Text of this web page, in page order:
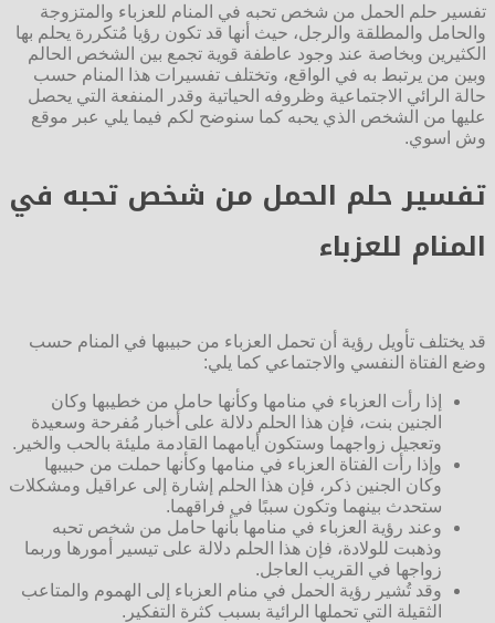
تفسير حلم الحمل من شخص تحبه في المنام للعزباء والمتزوجة
والحامل والمطلقة والرجل، حيث أنها قد تكون رؤيا مُتكررة يحلم بها
الكثيرين وبخاصة عند وجود عاطفة قوية تجمع بين الشخص الحالم
وبين من يرتبط به في الواقع، وتختلف تفسيرات هذا المنام حسب
حالة الرائي الاجتماعية وظروفه الحياتية وقدر المنفعة التي يحصل
عليها من الشخص الذي يحبه كما سنوضح لكم فيما يلي عبر موقع
وش اسوي.
تفسير حلم الحمل من شخص تحبه في
المنام للعزباء
قد يختلف تأويل رؤية أن تحمل العزباء من حبيبها في المنام حسب
وضع الفتاة النفسي والاجتماعي كما يلي:
إذا رأت العزباء في منامها وكأنها حامل من خطيبها وكان
الجنين بنت، فإن هذا الحلم دلالة على أخبار مُفرحة وسعيدة
وتعجيل زواجهما وستكون أيامهما القادمة مليئة بالحب والخير.
وإذا رأت الفتاة العزباء في منامها وكأنها حملت من حبيبها
وكان الجنين ذكر، فإن هذا الحلم إشارة إلى عراقيل ومشكلات
ستحدث بينهما وتكون سببًا في فراقهما.
وعند رؤية العزباء في منامها بأنها حامل من شخص تحبه
وذهبت للولادة، فإن هذا الحلم دلالة على تيسير أمورها وربما
زواجها في القريب العاجل.
وقد تُشير رؤية الحمل في منام العزباء إلى الهموم والمتاعب
الثقيلة التي تحملها الرائية بسبب كثرة التفكير.